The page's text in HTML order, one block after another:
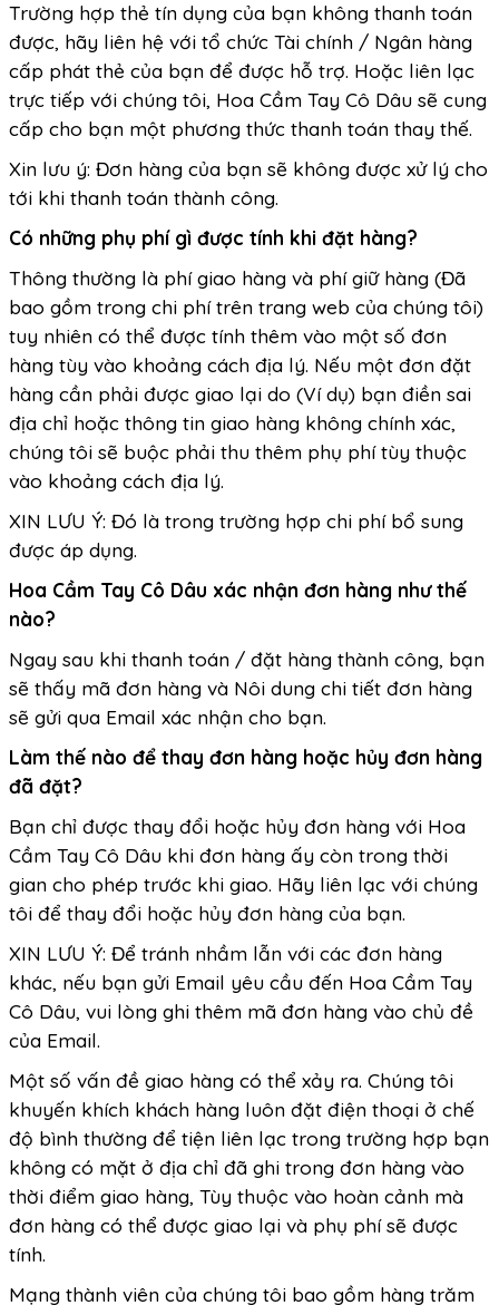
Trường hợp thẻ tín dụng của bạn không thanh toán
được, hãy liên hệ với tổ chức Tài chính / Ngân hàng
cấp phát thẻ của bạn để được hỗ trợ. Hoặc liên lạc
trực tiếp với chúng tôi, Hoa Cầm Tay Cô Dâu sẽ cung
cấp cho bạn một phương thức thanh toán thay thế.
Xin lưu ý: Đơn hàng của bạn sẽ không được xử lý cho
tới khi thanh toán thành công.
Có những phụ phí gì được tính khi đặt hàng?
Thông thường là phí giao hàng và phí giữ hàng (Đã
bao gồm trong chi phí trên trang web của chúng tôi)
tuy nhiên có thể được tính thêm vào một số đơn
hàng tùy vào khoảng cách địa lý. Nếu một đơn đặt
hàng cần phải được giao lại do (Ví dụ) bạn điền sai
địa chỉ hoặc thông tin giao hàng không chính xác,
chúng tôi sẽ buộc phải thu thêm phụ phí tùy thuộc
vào khoảng cách địa lý.
XIN LƯU Ý: Đó là trong trường hợp chi phí bổ sung
được áp dụng.
Hoa Cầm Tay Cô Dâu xác nhận đơn hàng như thế
nào?
Ngay sau khi thanh toán / đặt hàng thành công, bạn
sẽ thấy mã đơn hàng và Nôi dung chi tiết đơn hàng
sẽ gửi qua Email xác nhận cho bạn.
Làm thế nào để thay đơn hàng hoặc hủy đơn hàng
đã đặt?
Bạn chỉ được thay đổi hoặc hủy đơn hàng với Hoa
Cầm Tay Cô Dâu khi đơn hàng ấy còn trong thời
gian cho phép trước khi giao. Hãy liên lạc với chúng
tôi để thay đổi hoặc hủy đơn hàng của bạn.
XIN LƯU Ý: Để tránh nhầm lẫn với các đơn hàng
khác, nếu bạn gửi Email yêu cầu đến Hoa Cầm Tay
Cô Dâu, vui lòng ghi thêm mã đơn hàng vào chủ đề
của Email.
Một số vấn đề giao hàng có thể xảy ra. Chúng tôi
khuyến khích khách hàng luôn đặt điện thoại ở chế
độ bình thường để tiện liên lạc trong trường hợp bạn
không có mặt ở địa chỉ đã ghi trong đơn hàng vào
thời điểm giao hàng, Tùy thuộc vào hoàn cảnh mà
đơn hàng có thể được giao lại và phụ phí sẽ được
tính.
Mạng thành viên của chúng tôi bao gồm hàng trăm